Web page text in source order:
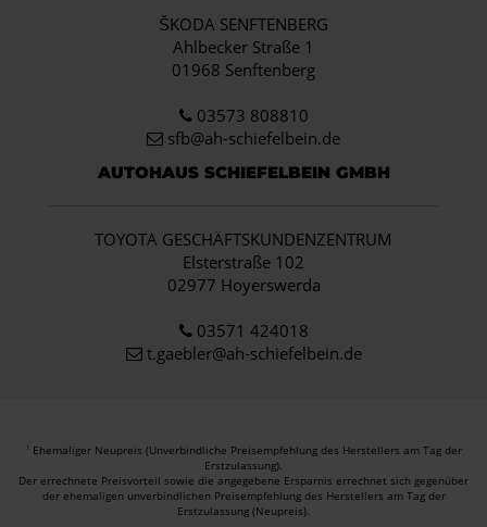
ŠKODA SENFTENBERG
Ahlbecker Straße 1
01968 Senftenberg
03573 808810
sfb@ah-schiefelbein.de
AUTOHAUS SCHIEFELBEIN GMBH
TOYOTA GESCHÄFTSKUNDENZENTRUM
Elsterstraße 102
02977 Hoyerswerda
03571 424018
t.gaebler@ah-schiefelbein.de
1 Ehemaliger Neupreis (Unverbindliche Preisempfehlung des Herstellers am Tag der
Erstzulassung).
Der errechnete Preisvorteil sowie die angegebene Ersparnis errechnet sich gegenüber
der ehemaligen unverbindlichen Preisempfehlung des Herstellers am Tag der
Erstzulassung (Neupreis).